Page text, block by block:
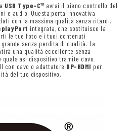
USB Type-C™ avrai il pieno controllo del
e audio. Questa porta innovativa
con la massima qualità senza ritardi.
integrata, che sostituisce la
le tue foto e i tuoi contenuti
senza perdita di qualità. La
una qualità eccellente senza
dispositivo tramite cavo
con cavo o adattatore DP-HDMI per
del tuo dispositivo.